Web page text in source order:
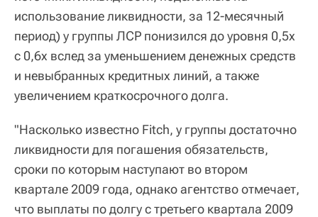
использование ликвидности, за 12-месячный
период) у группы ЛСР понизился до уровня 0,5x
с 0,6x вслед за уменьшением денежных средств
и невыбранных кредитных линий, а также
увеличением краткосрочного долга.
"Насколько известно Fitch, у группы достаточно
ликвидности для погашения обязательств,
сроки по которым наступают во втором
квартале 2009 года, однако агентство отмечает,
что выплаты по долгу с третьего квартала 2009